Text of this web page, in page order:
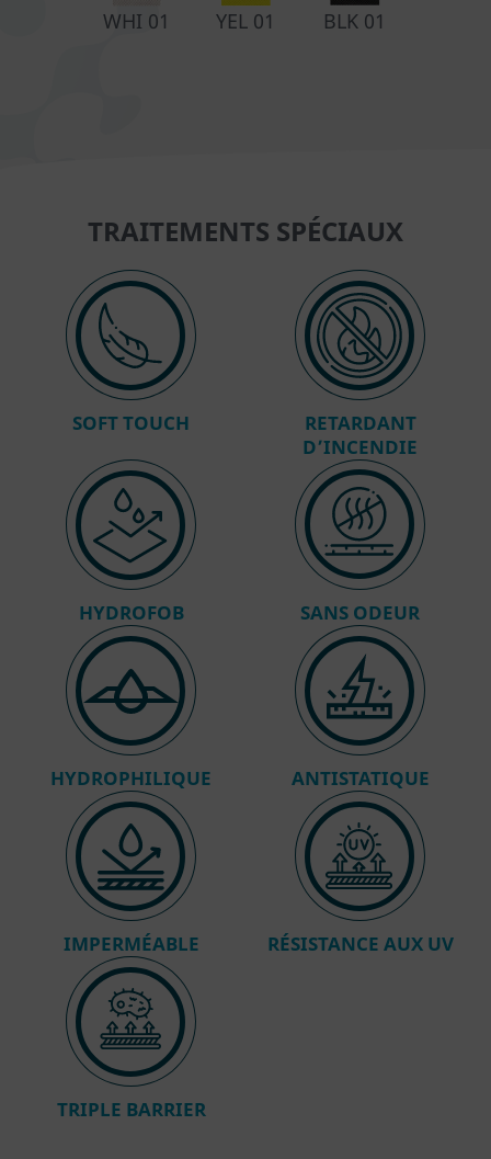
WHI 01 YEL 01 BLK 01
TRAITEMENTS SPÉCIAUX
SOFT TOUCH
RETARDANT
D’INCENDIE
HYDROFOB SANS ODEUR
HYDROPHILIQUE ANTISTATIQUE
IMPERMÉABLE RÉSISTANCE AUX UV
TRIPLE BARRIER